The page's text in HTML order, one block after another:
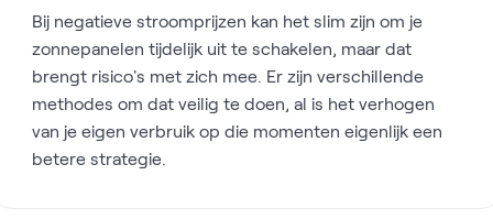
Bij negatieve stroomprijzen kan het slim zijn om je
zonnepanelen tijdelijk uit te schakelen, maar dat
brengt risico's met zich mee. Er zijn verschillende
methodes om dat veilig te doen, al is het verhogen
van je eigen verbruik op die momenten eigenlijk een
betere strategie.